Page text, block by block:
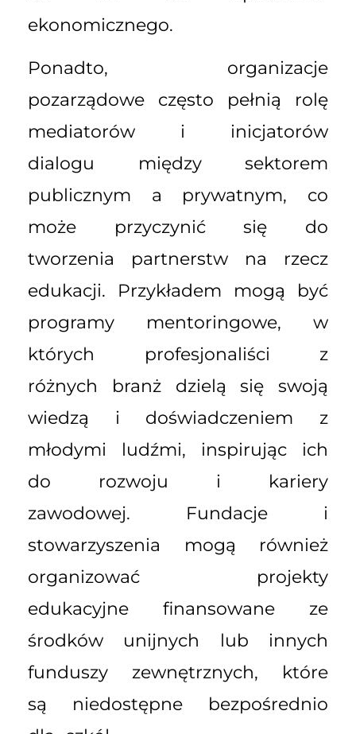
ekonomicznego.
Ponadto, organizacje
pozarządowe często pełnią rolę
mediatorów i inicjatorów
dialogu między sektorem
publicznym a prywatnym, co
może przyczynić się do
tworzenia partnerstw na rzecz
edukacji. Przykładem mogą być
programy mentoringowe, w
których profesjonaliści z
różnych branż dzielą się swoją
wiedzą i doświadczeniem z
młodymi ludźmi, inspirując ich
do rozwoju i kariery
zawodowej. Fundacje i
stowarzyszenia mogą również
organizować projekty
edukacyjne finansowane ze
środków unijnych lub innych
funduszy zewnętrznych, które
są niedostępne bezpośrednio